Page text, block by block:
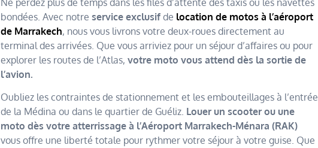
bondées. Avec notre service exclusif de location de motos à l’aéroport
de Marrakech, nous vous livrons votre deux-roues directement au
terminal des arrivées. Que vous arriviez pour un séjour d’affaires ou pour
explorer les routes de l’Atlas, votre moto vous attend dès la sortie de
l’avion.
Oubliez les contraintes de stationnement et les embouteillages à l’entrée
de la Médina ou dans le quartier de Guéliz. Louer un scooter ou une
moto dès votre atterrissage à l’Aéroport Marrakech-Ménara (RAK)
vous offre une liberté totale pour rythmer votre séjour à votre guise. Que